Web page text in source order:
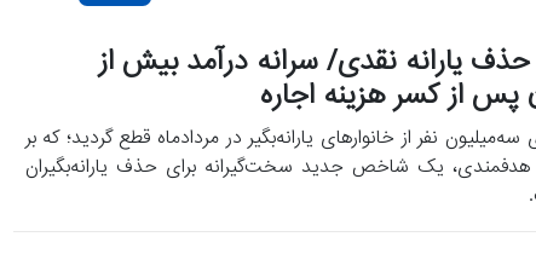
یارانه نقدی/ سرانه درآمد بیش از
نفر از خانوارهای یارانه‌بگیر در مردادماه قطع گردید؛ که بر
هدفمندی، یک شاخص جدید سخت‌گیرانه برای حذف یارانه‌بگیران